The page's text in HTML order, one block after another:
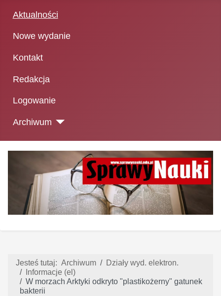
Aktualności
Nowe wydanie
Kontakt
Redakcja
Logowanie
Archiwum
Jesteś tutaj: Archiwum
Działy wyd. elektron.
Informacje (el)
W morzach Arktyki odkryto "plastikożerny" gatunek
bakterii